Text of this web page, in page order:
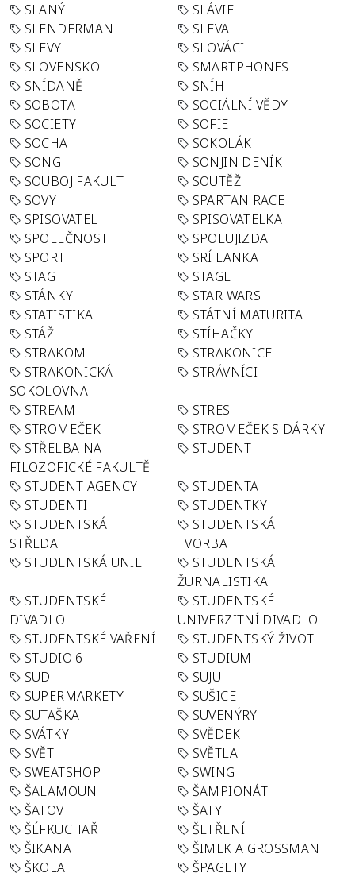
SLANÝ
SLÁVIE
SLENDERMAN
SLEVA
SLEVY
SLOVÁCI
SLOVENSKO
SMARTPHONES
SNÍDANĚ
SNÍH
SOBOTA
SOCIÁLNÍ VĚDY
SOCIETY
SOFIE
SOCHA
SOKOLÁK
SONG
SONJIN DENÍK
SOUBOJ FAKULT
SOUTĚŽ
SOVY
SPARTAN RACE
SPISOVATEL
SPISOVATELKA
SPOLEČNOST
SPOLUJIZDA
SPORT
SRÍ LANKA
STAG
STAGE
STÁNKY
STAR WARS
STATISTIKA
STÁTNÍ MATURITA
STÁŽ
STÍHAČKY
STRAKOM
STRAKONICE
STRAKONICKÁ
SOKOLOVNA
STRÁVNÍCI
STREAM
STRES
STROMEČEK
STROMEČEK S DÁRKY
STŘELBA NA
FILOZOFICKÉ FAKULTĚ
STUDENT
STUDENT AGENCY
STUDENTA
STUDENTI
STUDENTKY
STUDENTSKÁ
STŘEDA
STUDENTSKÁ
TVORBA
STUDENTSKÁ UNIE
STUDENTSKÁ
ŽURNALISTIKA
STUDENTSKÉ
DIVADLO
STUDENTSKÉ
UNIVERZITNÍ DIVADLO
STUDENTSKÉ VAŘENÍ
STUDENTSKÝ ŽIVOT
STUDIO 6
STUDIUM
SUD
SUJU
SUPERMARKETY
SUŠICE
SUTAŠKA
SUVENÝRY
SVÁTKY
SVĚDEK
SVĚT
SVĚTLA
SWEATSHOP
SWING
ŠALAMOUN
ŠAMPIONÁT
ŠATOV
ŠATY
ŠÉFKUCHAŘ
ŠETŘENÍ
ŠIKANA
ŠIMEK A GROSSMAN
ŠKOLA
ŠPAGETY